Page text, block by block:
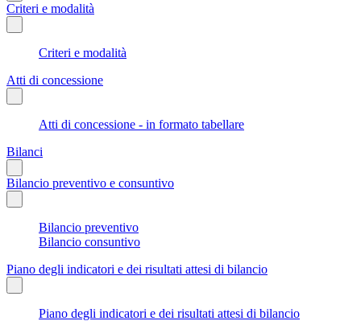
Criteri e modalità
Criteri e modalità
Atti di concessione
Atti di concessione - in formato tabellare
Bilanci
Bilancio preventivo e consuntivo
Bilancio preventivo
Bilancio consuntivo
Piano degli indicatori e dei risultati attesi di bilancio
Piano degli indicatori e dei risultati attesi di bilancio